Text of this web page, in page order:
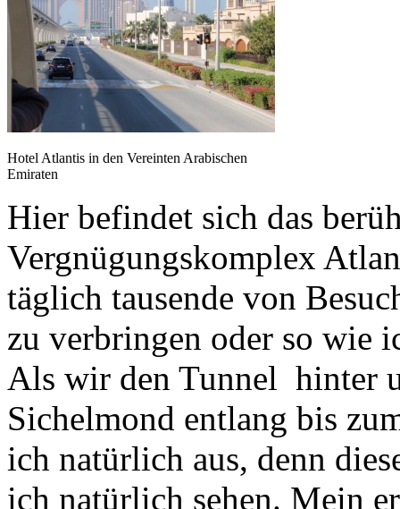
Hotel Atlantis in den Vereinten Arabischen
Emiraten
Hier befindet sich das
Vergnügungskomplex
täglich tausende von
zu verbringen oder so wie
Als wir den Tunnel hinter
Sichelmond entlang bis
ich natürlich aus, denn
ich natürlich sehen. Mein